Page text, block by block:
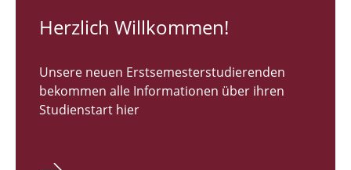
RUNDGANG 26
Bachelor Architektur
Master Architektur
Herzlich Willkommen!
Unsere neuen Erstsemesterstudierenden
bekommen alle Informationen über ihren
Studienstart hier